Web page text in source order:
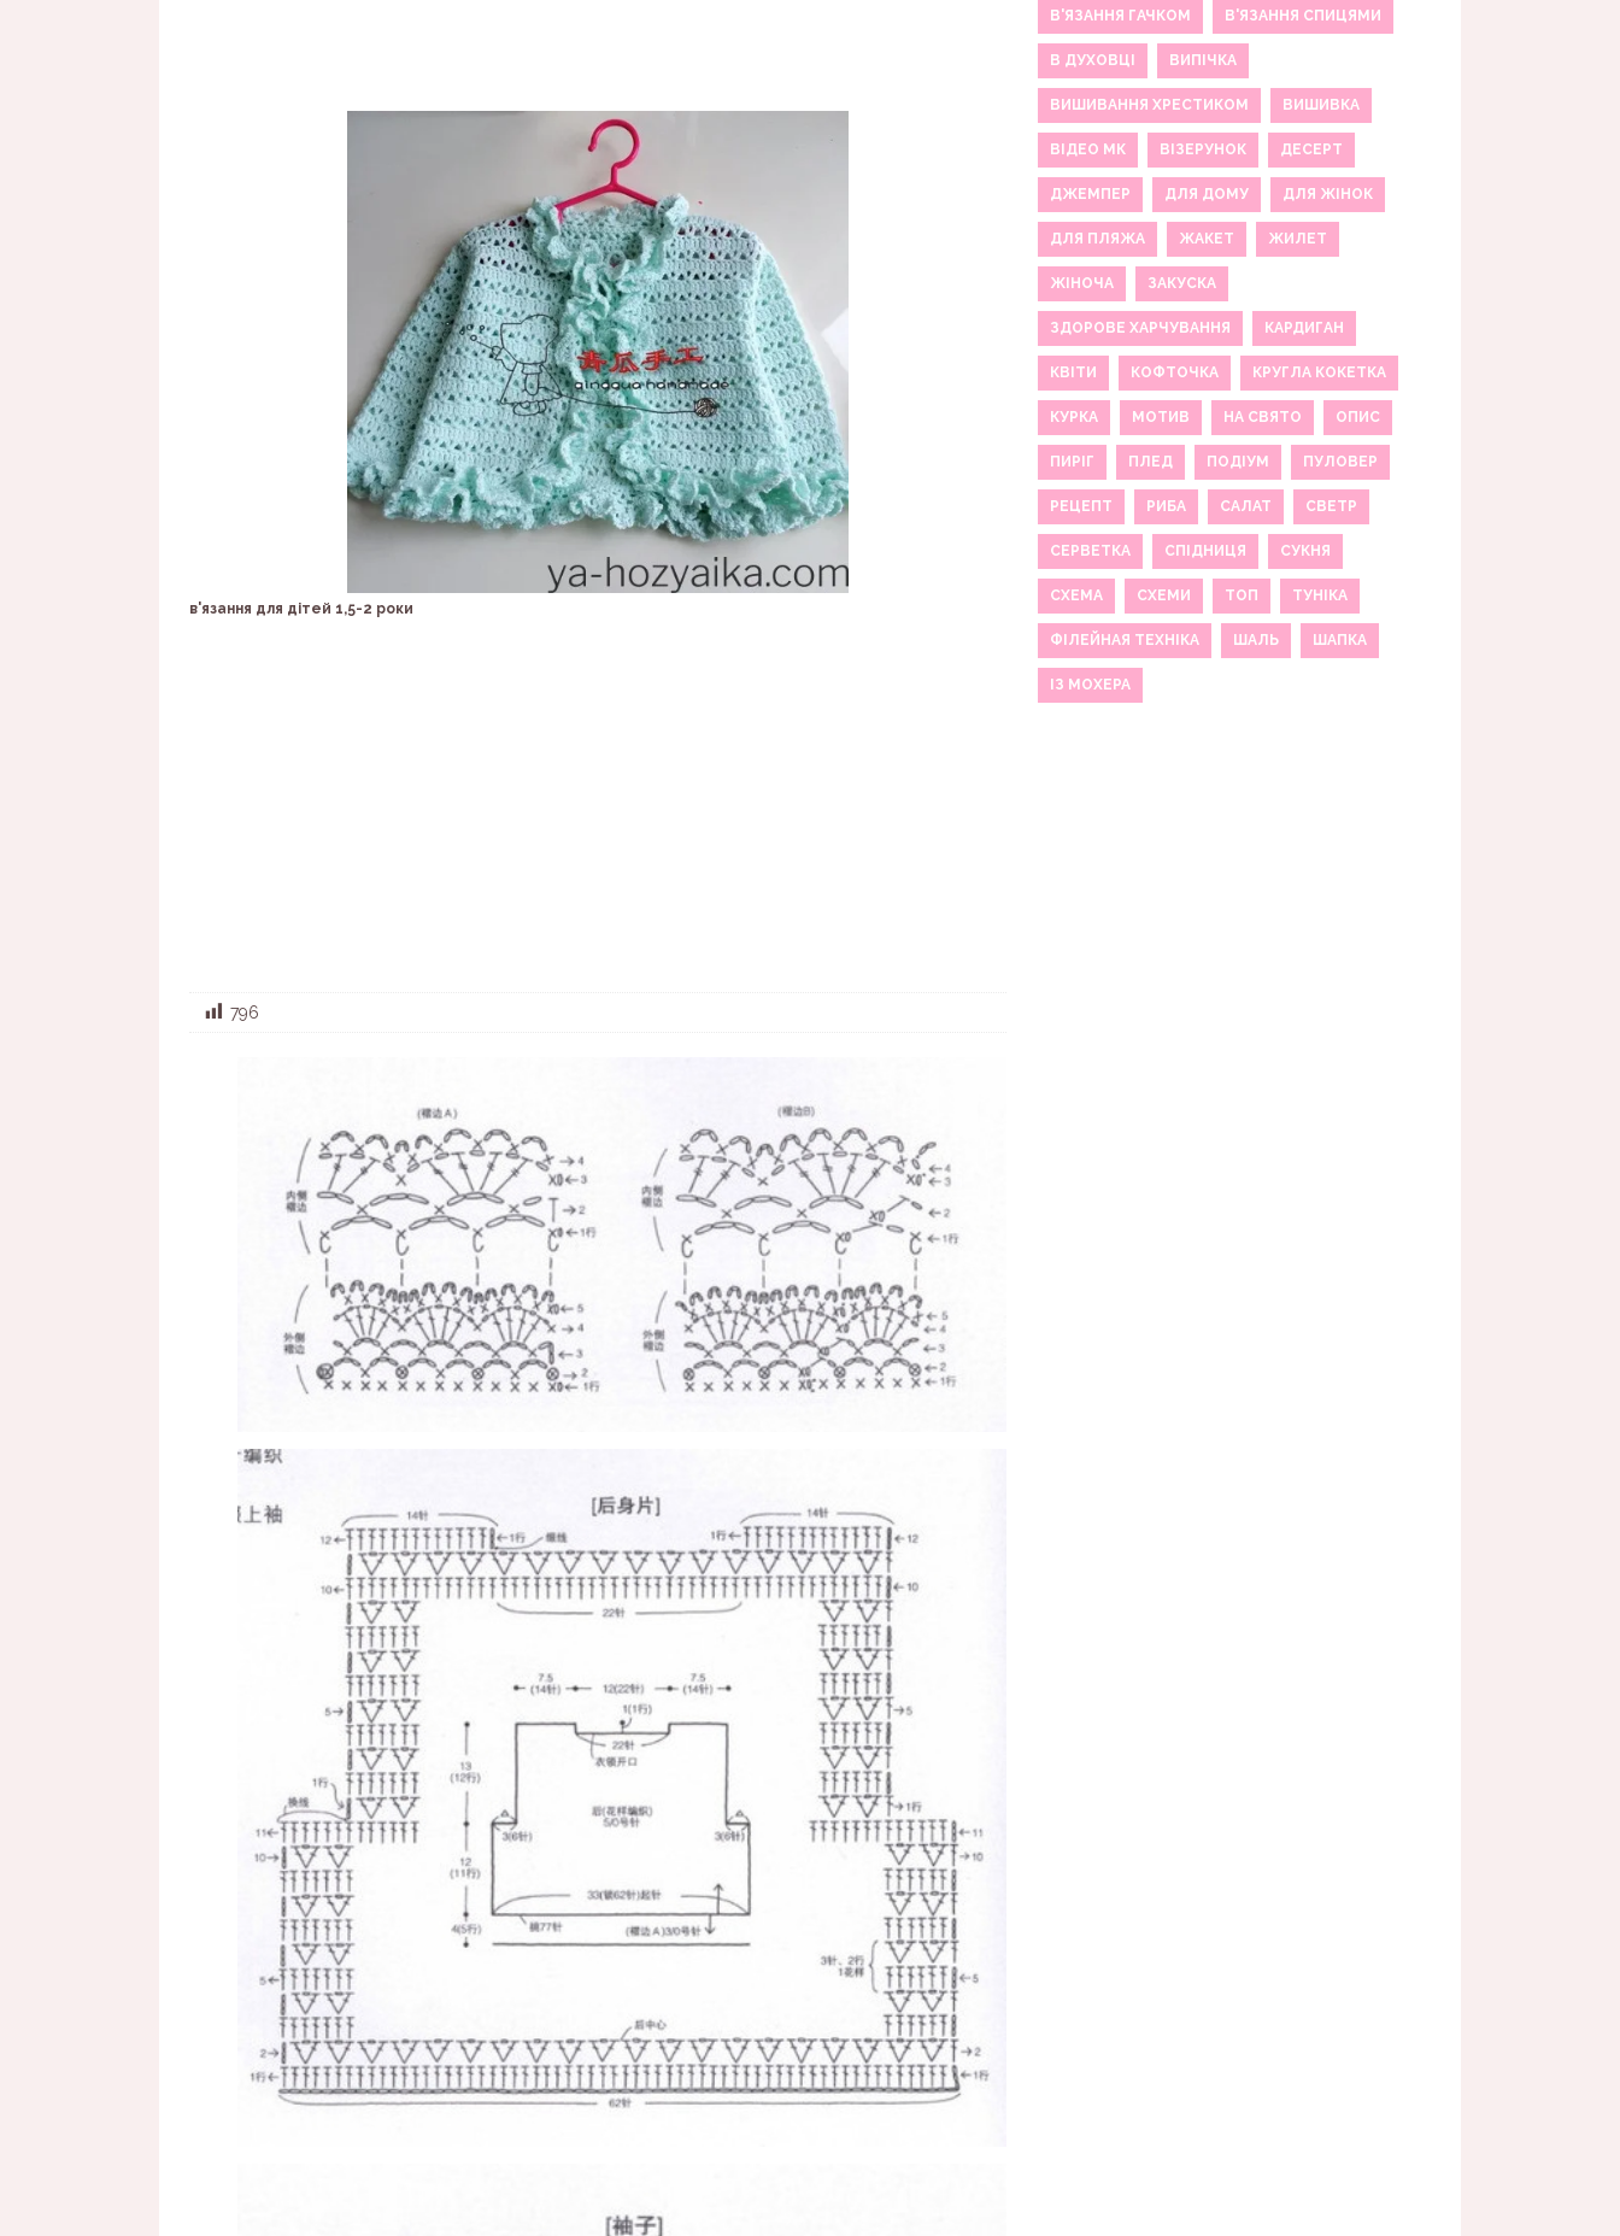
в'язання для дітей 1,5-2 роки
796
В'ЯЗАННЯ ГАЧКОМ В'ЯЗАННЯ СПИЦЯМИ
В ДУХОВЦІ ВИПІЧКА
ВИШИВАННЯ ХРЕСТИКОМ ВИШИВКА
ВІДЕО МК ВІЗЕРУНОК ДЕСЕРТ
ДЖЕМПЕР ДЛЯ ДОМУ ДЛЯ ЖІНОК
ДЛЯ ПЛЯЖА ЖАКЕТ ЖИЛЕТ
ЖІНОЧА ЗАКУСКА
ЗДОРОВЕ ХАРЧУВАННЯ КАРДИГАН
КВІТИ КОФТОЧКА КРУГЛА КОКЕТКА
КУРКА МОТИВ НА СВЯТО ОПИС
ПИРІГ ПЛЕД ПОДІУМ ПУЛОВЕР
РЕЦЕПТ РИБА САЛАТ СВЕТР
СЕРВЕТКА СПІДНИЦЯ СУКНЯ
СХЕМА СХЕМИ ТОП ТУНІКА
ФІЛЕЙНАЯ ТЕХНІКА ШАЛЬ ШАПКА
ІЗ МОХЕРА